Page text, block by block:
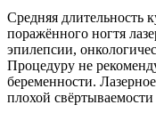
Средняя длительность
поражённого ногтя
эпилепсии,
Процедуру не
беременности.
плохой